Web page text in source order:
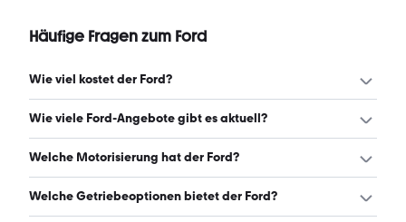
Häufige Fragen zum Ford
Wie viel kostet der Ford?
Ein guter Preis für einen Ford liegt zwischen 9.200 € und
Wie viele Ford-Angebote gibt es aktuell?
Es gibt insgesamt 30 Ford bei mobile.de, davon 16
Welche Motorisierung hat der Ford?
Der Ford hat Leistungen zwischen 43 und 454 PS. (Stand:
Welche Getriebeoptionen bietet der Ford?